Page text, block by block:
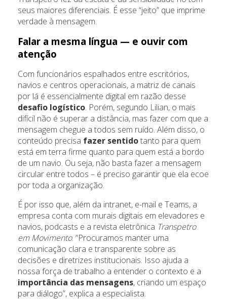
seus maiores diferenciais. É esse “jeito” que imprime
verdade à mensagem.
Falar a mesma língua — e ouvir com
atenção
Com funcionários espalhados entre escritórios,
navios e centros operacionais, a matriz de canais
por lá é essencialmente digital em razão desse
desafio logístico. Porém, segundo Lilian, o mais
difícil não é superar a distância, mas fazer com que a
mensagem chegue a todos sem ruído. Além disso, o
conteúdo precisa fazer sentidotanto para quem
está em terra firme quanto para quem está a bordo
de um navio. Ou seja, não basta fazer a mensagem
circular entre todos – é preciso garantir que ela ecoe
por toda a organização.
É por isso que, além da intranet, e-mail e Teams, a
empresa conta com murais digitais em elevadores e
navios, podcasts e a revista eletrônica Transpetro
em Movimento. “Procuramos manter uma
comunicação clara e transparente sobre as
decisões e diretrizes institucionais. Isso ajuda a
nossa força de trabalho a entender o contexto e a
importância das mensagens, criando um espaço
para diálogo”, explica a especialista.